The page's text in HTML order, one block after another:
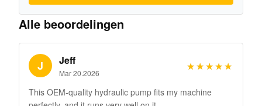
Alle beoordelingen
J Jeff
Mar 20.2026
★★★★★
★★★★★
This OEM-quality hydraulic pump fits my machine